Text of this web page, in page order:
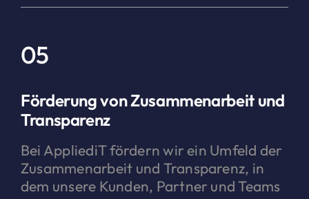
05
Förderung von Zusammenarbeit und
Transparenz
Bei AppliediT fördern wir ein Umfeld der
Zusammenarbeit und Transparenz, in
dem unsere Kunden, Partner und Teams